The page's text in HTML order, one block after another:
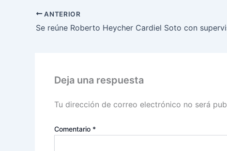
ANTERIOR
Deja una respuesta
Tu dirección de correo electrónico no será
Comentario *